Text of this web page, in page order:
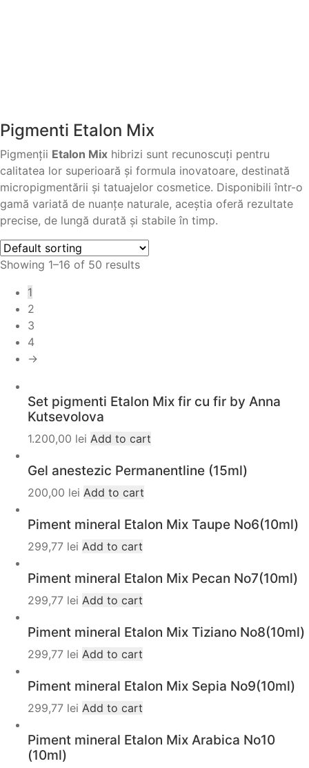
Pigmenti Etalon Mix
Pigmenții Etalon Mix hibrizi sunt recunoscuți pentru
calitatea lor superioară și formula inovatoare, destinată
micropigmentării și tatuajelor cosmetice. Disponibili într-o
gamă variată de nuanțe naturale, aceștia oferă rezultate
precise, de lungă durată și stabile în timp.
Showing 1–16 of 50 results
1
2
3
4
→
Set pigmenti Etalon Mix fir cu fir by Anna
Kutsevolova
1.200,00 lei Add to cart
Gel anestezic Permanentline (15ml)
200,00 lei Add to cart
Piment mineral Etalon Mix Taupe No6(10ml)
299,77 lei Add to cart
Piment mineral Etalon Mix Pecan No7(10ml)
299,77 lei Add to cart
Piment mineral Etalon Mix Tiziano No8(10ml)
299,77 lei Add to cart
Piment mineral Etalon Mix Sepia No9(10ml)
299,77 lei Add to cart
Piment mineral Etalon Mix Arabica No10
(10ml)